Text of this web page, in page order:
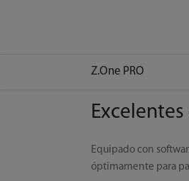
Z.One PRO
Equipado con
óptimamente para